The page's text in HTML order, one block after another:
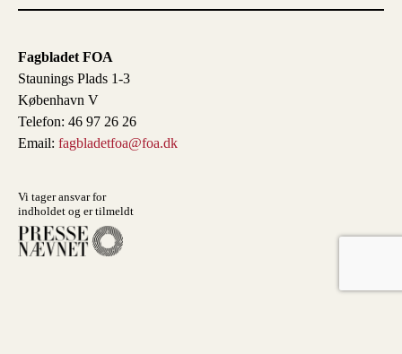
Fagbladet FOA
Staunings Plads 1-3
København V
Telefon: 46 97 26 26
Email: fagbladetfoa@foa.dk
Vi tager ansvar for
indholdet og er tilmeldt